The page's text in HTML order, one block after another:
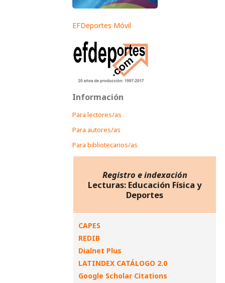
EFDeportes Móvil
Información
Para lectores/as
Para autores/as
Para bibliotecarios/as
Registro e indexación
Lecturas: Educación Física y
Deportes
CAPES
REDIB
Dialnet Plus
LATINDEX CATÁLOGO 2.0
Google Scholar Citations